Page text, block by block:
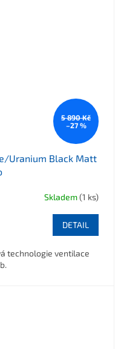
5 890 Kč
–27 %
Uranium Black Matt
Skladem(1 ks)
DETAIL
technologie ventilace